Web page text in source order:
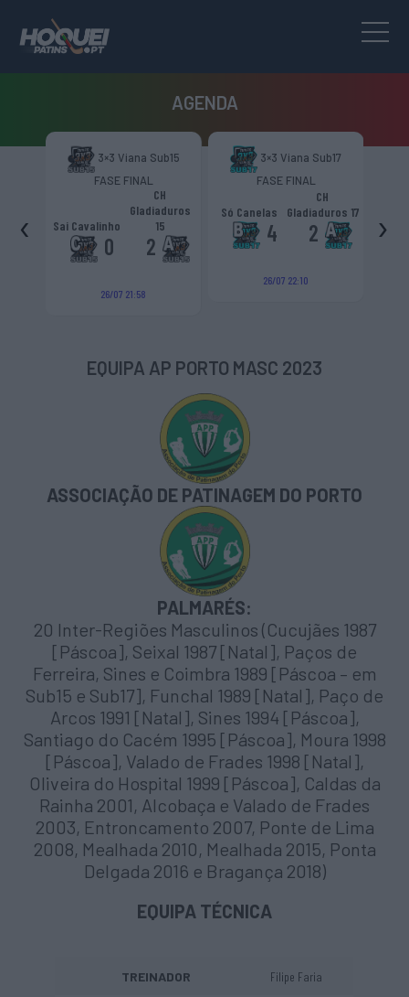
AGENDA
3×3 Viana Sub15
FASE FINAL
Sai Cavalinho
0
CH
Gladiaduros
15
2
26/07 21:58
3×3 Viana Sub17
FASE FINAL
Só Canelas
4
CH
Gladiaduros 17
2
26/07 22:10
‹ ›
EQUIPA AP PORTO MASC 2023
ASSOCIAÇÃO DE PATINAGEM DO PORTO
PALMARÉS:
20 Inter-Regiões Masculinos (Cucujães 1987
[Páscoa], Seixal 1987 [Natal], Paços de
Ferreira, Sines e Coimbra 1989 [Páscoa – em
Sub15 e Sub17], Funchal 1989 [Natal], Paço de
Arcos 1991 [Natal], Sines 1994 [Páscoa],
Santiago do Cacém 1995 [Páscoa], Moura 1998
[Páscoa], Valado de Frades 1998 [Natal],
Oliveira do Hospital 1999 [Páscoa], Caldas da
Rainha 2001, Alcobaça e Valado de Frades
2003, Entroncamento 2007, Ponte de Lima
2008, Mealhada 2010, Mealhada 2015, Ponta
Delgada 2016 e Bragança 2018)
EQUIPA TÉCNICA
TREINADOR Filipe Faria